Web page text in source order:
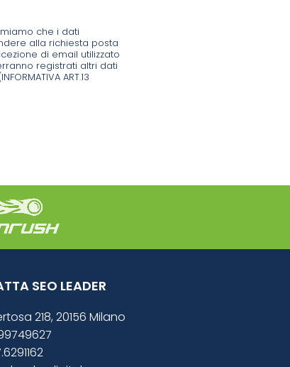
che i dati
alla richiesta posta
di email utilizzato
registrati altri dati
ART.13
SEO LEADER
218, 20156 Milano